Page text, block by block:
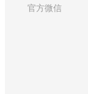
官方微信